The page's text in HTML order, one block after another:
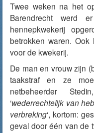
Twee weken na het
Barendrecht werd
hennepkwekerij
betrokken waren. Ook
voor de kwekerij.
De man en vrouw zijn
taakstraf en ze
netbeheerder
‘wederrechtelijk van
verbreking‘, kortom:
geval door één van de